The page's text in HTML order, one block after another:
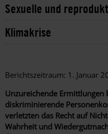
Sexuelle und
Klimakrise
Berichtszeitraum: 1. Januar
Unzureichende Ermittlungen
diskriminierende
verletzten das Recht auf
Wahrheit und